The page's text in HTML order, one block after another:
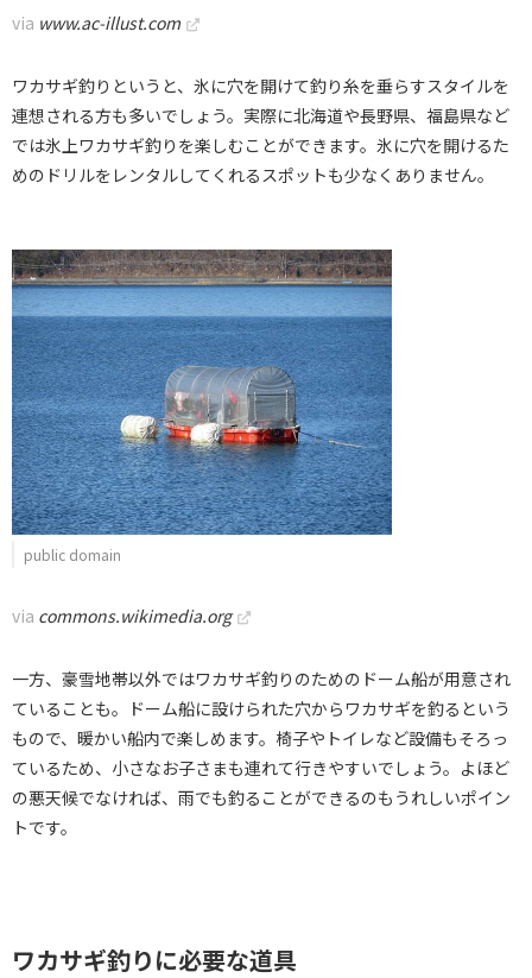
via www.ac-illust.com
ワカサギ釣りというと、氷に穴を開けて釣り糸を垂らすスタイルを
連想される方も多いでしょう。実際に北海道や長野県、福島県など
では氷上ワカサギ釣りを楽しむことができます。氷に穴を開けるた
めのドリルをレンタルしてくれるスポットも少なくありません。
public domain
via commons.wikimedia.org
一方、豪雪地帯以外ではワカサギ釣りのためのドーム船が用意され
ていることも。ドーム船に設けられた穴からワカサギを釣るという
もので、暖かい船内で楽しめます。椅子やトイレなど設備もそろっ
ているため、小さなお子さまも連れて行きやすいでしょう。よほど
の悪天候でなければ、雨でも釣ることができるのもうれしいポイン
トです。
ワカサギ釣りに必要な道具